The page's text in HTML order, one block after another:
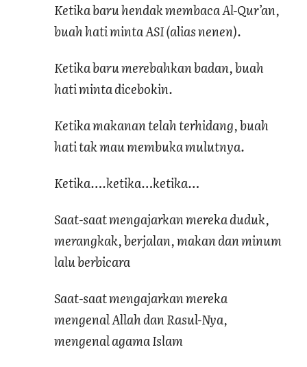
Ketika baru hendak membaca Al-Qur’an,
buah hati minta ASI (alias nenen).
Ketika baru merebahkan badan, buah
hati minta dicebokin.
Ketika makanan telah terhidang, buah
hati tak mau membuka mulutnya.
Ketika….ketika…ketika…
Saat-saat mengajarkan mereka duduk,
merangkak, berjalan, makan dan minum
lalu berbicara
Saat-saat mengajarkan mereka
mengenal Allah dan Rasul-Nya,
mengenal agama Islam